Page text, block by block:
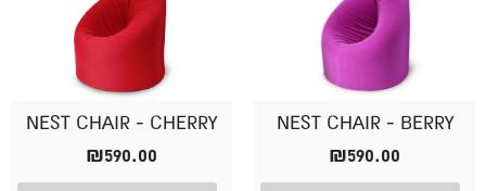
NEST CHAIR - BERRY
₪590.00
NEST CHAIR - CHERRY
₪590.00